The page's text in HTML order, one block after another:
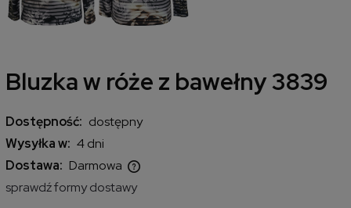
Bluzka w róże z bawełny 3839
Dostępność: dostępny
Wysyłka w: 4 dni
Dostawa: Darmowa
Cena nie zawiera ewentualnych kosztów płatności
sprawdź formy dostawy